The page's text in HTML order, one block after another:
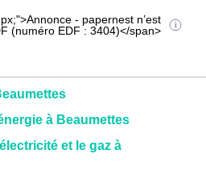
- papernest n’est
(numéro EDF : 3404)</span>
à Beaumettes
et le gaz à